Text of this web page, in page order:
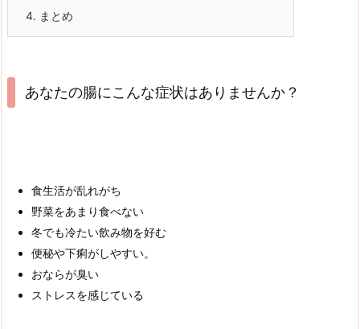
4. まとめ
あなたの腸にこんな症状はありませんか？
食生活が乱れがち
野菜をあまり食べない
冬でも冷たい飲み物を好む
便秘や下痢がしやすい。
おならが臭い
ストレスを感じている